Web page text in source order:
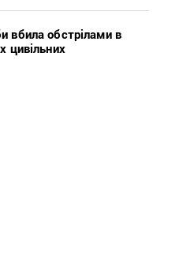
вбила обстрілами в
цивільних